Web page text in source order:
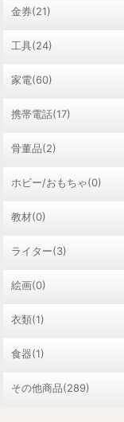
金券(21)
工具(24)
家電(60)
携帯電話(17)
骨董品(2)
ホビー/おもちゃ(0)
教材(0)
ライター(3)
絵画(0)
衣類(1)
食器(1)
その他商品(289)